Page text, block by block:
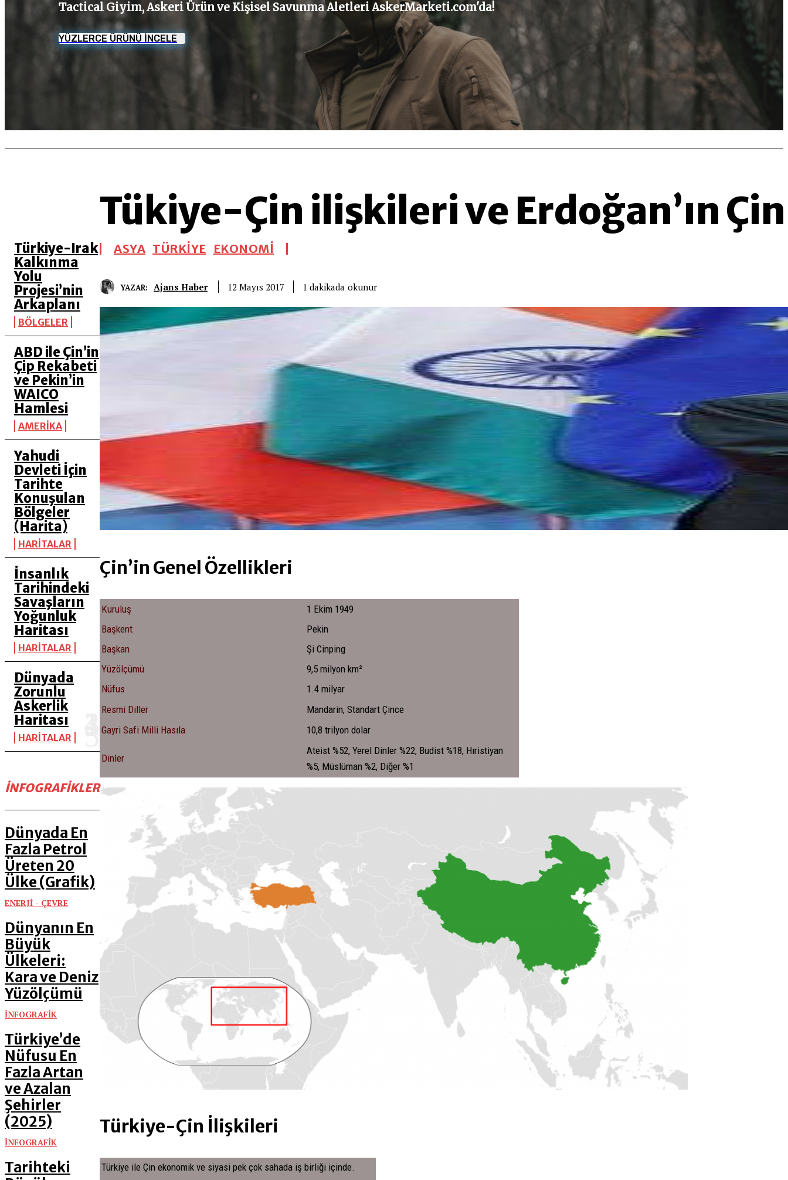
Tactical Giyim, Askeri Ürün ve Kişisel Savunma Aletleri AskerMarketi.com'da!
YÜZLERCE ÜRÜNÜ İNCELE
Türkiye-Irak
Kalkınma
Yolu
Projesi’nin
Arkaplanı
BÖLGELER
ABD ile Çin’in
Çip Rekabeti
ve Pekin’in
WAICO
Hamlesi
AMERİKA
Yahudi
Devleti İçin
Tarihte
Konuşulan
Bölgeler
(Harita)
HARİTALAR
İnsanlık
Tarihindeki
Savaşların
Yoğunluk
Haritası
HARİTALAR
Dünyada
Zorunlu
Askerlik
Haritası
HARİTALAR
İNFOGRAFIKLER
Dünyada En
Fazla Petrol
Üreten 20
Ülke (Grafik)
ENERJİ - ÇEVRE
Dünyanın En
Büyük
Ülkeleri:
Kara ve Deniz
Yüzölçümü
İNFOGRAFİK
Türkiye’de
Nüfusu En
Fazla Artan
ve Azalan
Şehirler
(2025)
İNFOGRAFİK
Tarihteki
Tükiye-Çin ilişkileri ve Erdoğan’ın
ASYA TÜRKİYE EKONOMİ
YAZAR: Ajans Haber 12 Mayıs 2017 1 dakikada okunur
Çin’in Genel Özellikleri
Kuruluş
1 Ekim 1949
Başkent
Pekin
Başkan
Şi Cinping
Yüzölçümü
9,5 milyon km²
Nüfus
1.4 milyar
Resmi Diller
Mandarin, Standart Çince
Gayri Safi Milli Hasıla
10,8 trilyon dolar
Dinler
Ateist %52, Yerel Dinler %22, Budist %18, Hıristiyan
%5, Müslüman %2, Diğer %1
Türkiye-Çin İlişkileri
Türkiye ile Çin ekonomik ve siyasi pek çok sahada iş birliği içinde.